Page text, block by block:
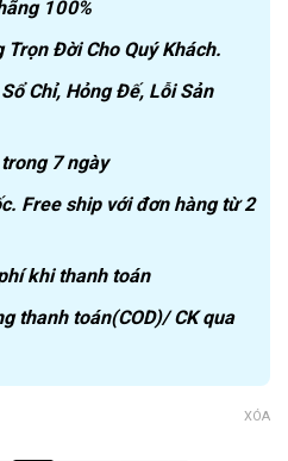
100%
Trọn Đời Cho Quý Khách.
Chỉ, Hỏng Đế, Lỗi Sản
7 ngày
Free ship với đơn hàng từ 2
khi thanh toán
thanh toán(COD)/ CK qua
XÓA